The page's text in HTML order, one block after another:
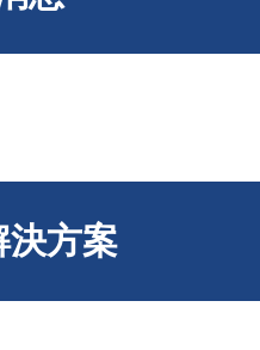
決方案